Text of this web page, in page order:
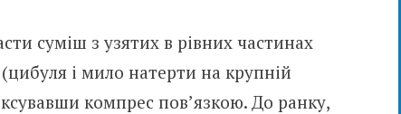
суміш з узятих в рівних частинах
і мило натерти на крупній
компрес пов’язкою. До ранку,